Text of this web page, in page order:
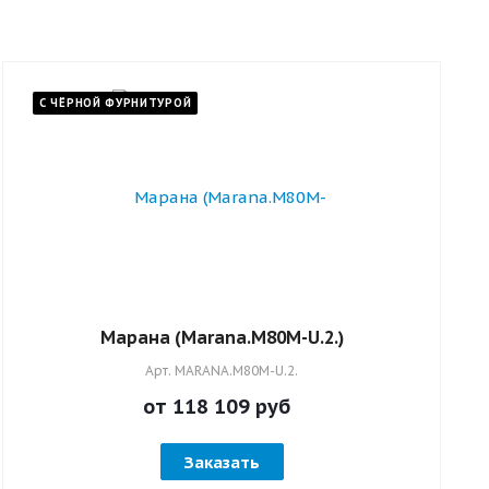
С ЧЁРНОЙ ФУРНИТУРОЙ
Марана (Marana.M80M-U.2.)
Арт. MARANA.M80M-U.2.
от 118 109 руб
Заказать